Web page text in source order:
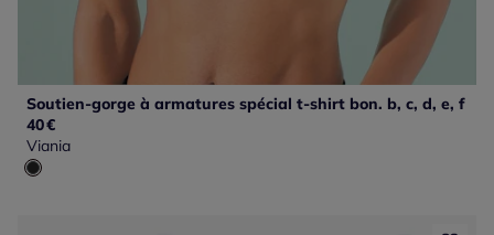
Soutien-gorge à armatures spécial t-shirt bon. b, c, d, e, f
40€
Viania